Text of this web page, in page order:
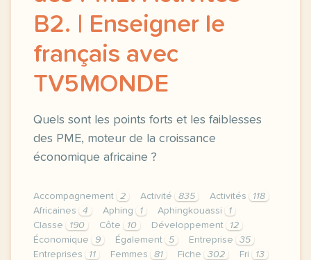
B2. | Enseigner le
français avec
TV5MONDE
Quels sont les points forts et les faiblesses
des PME, moteur de la croissance
économique africaine ?
Accompagnement 2 Activité 835 Activités
118
Africaines
4 Aphing 1 Aphingkouassi
1
Classe
190 Côte 10 Développement
12
Économique
9 Également 5 Entreprise
35
Entreprises
11 Femmes 81 Fiche 302 Fri
13